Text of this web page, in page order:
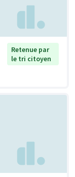
Retenue par
le tri citoyen